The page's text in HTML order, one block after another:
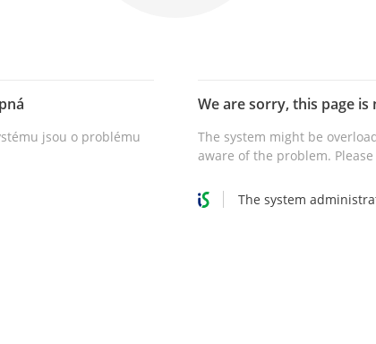
jsou o problému
We are sorry, this page
The system might be
aware of the problem.
The system